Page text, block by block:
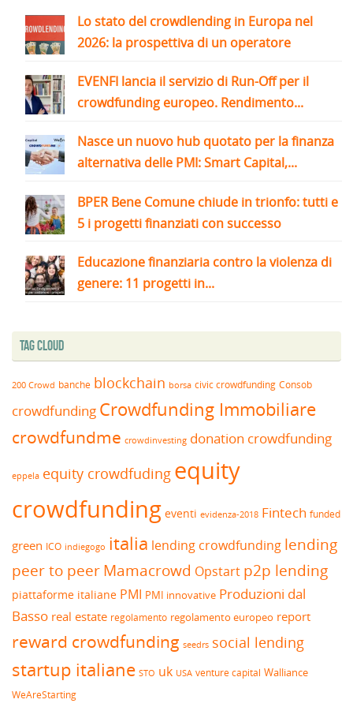
Lo stato del crowdlending in Europa nel
2026: la prospettiva di un operatore
EVENFI lancia il servizio di Run-Off per il
crowdfunding europeo. Rendimento...
Nasce un nuovo hub quotato per la finanza
alternativa delle PMI: Smart Capital,...
BPER Bene Comune chiude in trionfo: tutti e
5 i progetti finanziati con successo
Educazione finanziaria contro la violenza di
genere: 11 progetti in...
Tag Cloud
200 Crowd banche blockchain borsa civic crowdfunding Consob
crowdfunding Crowdfunding Immobiliare
crowdfundme crowdinvesting donation crowdfunding
eppela equity crowdfuding equity
crowdfunding eventi evidenza-2018 Fintech funded
green ICO indiegogo italia lending crowdfunding lending
peer to peerMamacrowd Opstart p2p lending
piattaforme italiane PMI PMI innovative Produzioni dal
Basso real estate regolamento regolamento europeo report
reward crowdfunding seedrs social lending
startup italiane STO uk USA venture capital Walliance
WeAreStarting